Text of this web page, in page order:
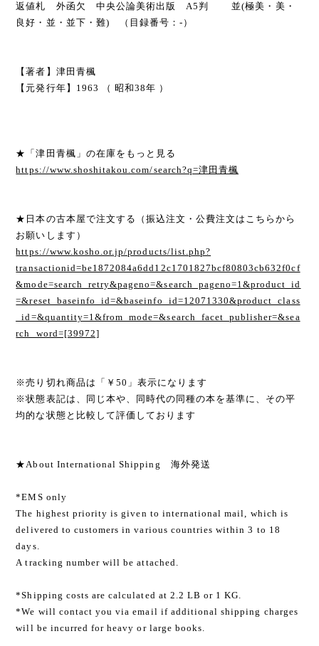
返値札 外函欠 中央公論美術出版 A5判 並(極美・美・
良好・並・並下・難) （目録番号：-）
【著者】津田青楓
【元発行年】1963 （ 昭和38年 ）
★「津田青楓」の在庫をもっと見る
https://www.shoshitakou.com/search?q=津田青楓
★日本の古本屋で注文する（振込注文・公費注文はこちらから
お願いします）
https://www.kosho.or.jp/products/list.php?
transactionid=be1872084a6dd12c1701827bcf80803cb632f0cf
&mode=search_retry&pageno=&search_pageno=1&product_id
=&reset_baseinfo_id=&baseinfo_id=12071330&product_class
_id=&quantity=1&from_mode=&search_facet_publisher=&sea
rch_word=[39972]
※売り切れ商品は「￥50」表示になります
※状態表記は、同じ本や、同時代の同種の本を基準に、その平
均的な状態と比較して評価しております
★About International Shipping 海外発送
*EMS only
The highest priority is given to international mail, which is
delivered to customers in various countries within 3 to 18
days.
A tracking number will be attached.
*Shipping costs are calculated at 2.2 LB or 1 KG.
*We will contact you via email if additional shipping charges
will be incurred for heavy or large books.